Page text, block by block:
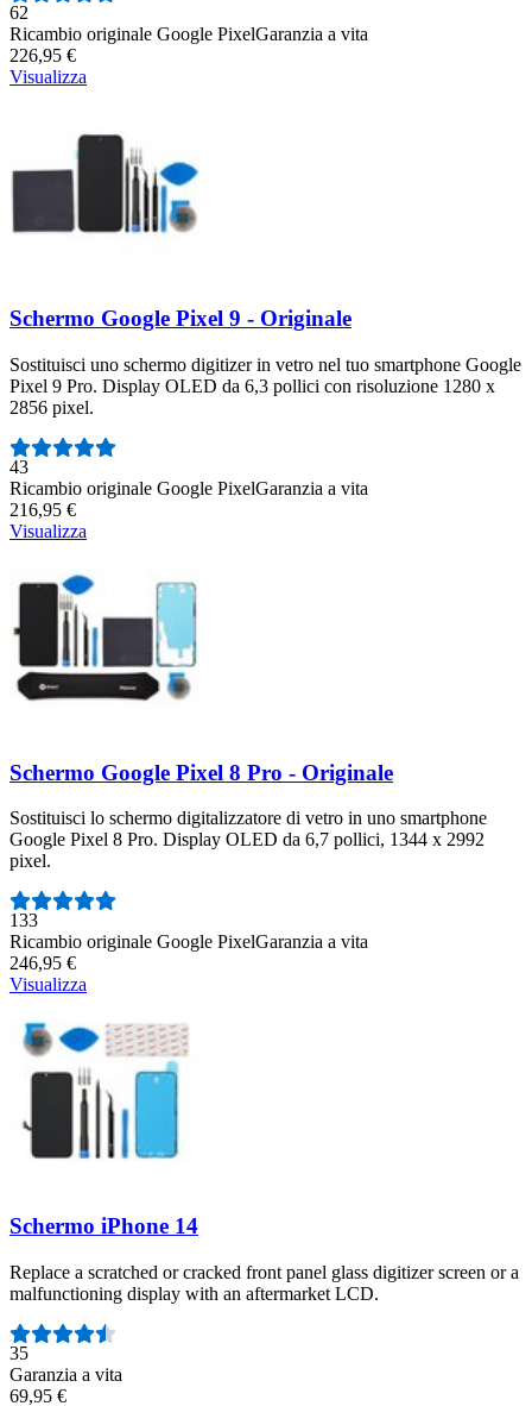
Numero di recensioni:
62
Ricambio originale Google PixelGaranzia a vita
226,95 €
Visualizza
Schermo Google Pixel 9 - Originale
Sostituisci uno schermo digitizer in vetro nel tuo smartphone Google
Pixel 9 Pro. Display OLED da 6,3 pollici con risoluzione 1280 x
2856 pixel.
Numero di recensioni:
43
Ricambio originale Google PixelGaranzia a vita
216,95 €
Visualizza
Schermo Google Pixel 8 Pro - Originale
Sostituisci lo schermo digitalizzatore di vetro in uno smartphone
Google Pixel 8 Pro. Display OLED da 6,7 pollici, 1344 x 2992
pixel.
Numero di recensioni:
133
Ricambio originale Google PixelGaranzia a vita
246,95 €
Visualizza
Schermo iPhone 14
Replace a scratched or cracked front panel glass digitizer screen or a
malfunctioning display with an aftermarket LCD.
Numero di recensioni:
35
Garanzia a vita
69,95 €